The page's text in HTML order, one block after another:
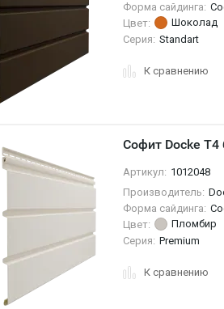
Форма сайдинга:
Цвет:
Шоколад
Серия: Standart
К сравнению
Софит Docke
Артикул: 1012048
Производитель:
Форма сайдинга:
Цвет:
Пломбир
Серия: Premium
К сравнению